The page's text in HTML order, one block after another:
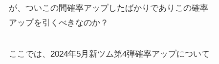
が、ついこの間確率アップしたばかりでありこの確率
アップを引くべきなのか？
ここでは、2024年5月新ツム第4弾確率アップについて